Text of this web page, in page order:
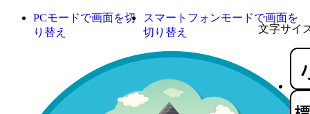
文字サイ
PCモードで画面を切
り替え
スマートフォンモードで画面を
切り替え